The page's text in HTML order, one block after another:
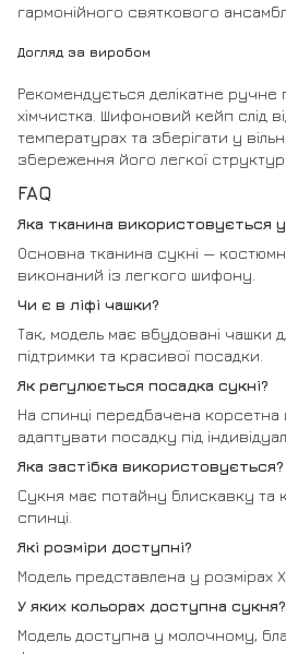
гармонійного святкового
Догляд за виробом
Рекомендується делікатне
хімчистка. Шифоновий кейп слід
температурах та зберігати у
збереження його легкої
FAQ
Яка тканина використовується
Основна тканина сукні —
виконаний із легкого шифону.
Чи є в ліфі чашки?
Так, модель має вбудовані чашки
підтримки та красивої посадки.
Як регулюється посадка сукні?
На спинці передбачена корсетна
адаптувати посадку під
Яка застібка використовується?
Сукня має потайну блискавку та
спинці.
Які розміри доступні?
Модель представлена у розмірах
У яких кольорах доступна сукня?
Модель доступна у молочному,